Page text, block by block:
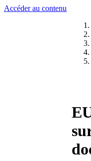
Accéder au contenu